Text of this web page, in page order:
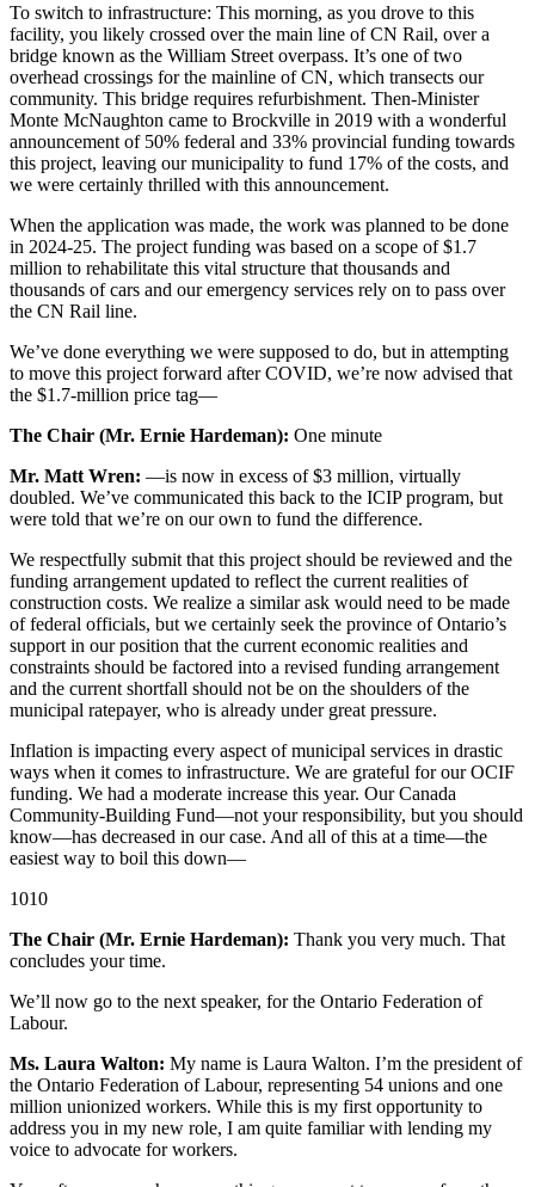
To switch to infrastructure: This morning, as you drove to this
facility, you likely crossed over the main line of CN Rail, over a
bridge known as the William Street overpass. It’s one of two
overhead crossings for the mainline of CN, which transects our
community. This bridge requires refurbishment. Then-Minister
Monte McNaughton came to Brockville in 2019 with a wonderful
announcement of 50% federal and 33% provincial funding towards
this project, leaving our municipality to fund 17% of the costs, and
we were certainly thrilled with this announcement.
When the application was made, the work was planned to be done
in 2024-25. The project funding was based on a scope of $1.7
million to rehabilitate this vital structure that thousands and
thousands of cars and our emergency services rely on to pass over
the CN Rail line.
We’ve done everything we were supposed to do, but in attempting
to move this project forward after COVID, we’re now advised that
the $1.7-million price tag—
The Chair (Mr. Ernie Hardeman): One minute
Mr. Matt Wren: —is now in excess of $3 million, virtually
doubled. We’ve communicated this back to the ICIP program, but
were told that we’re on our own to fund the difference.
We respectfully submit that this project should be reviewed and the
funding arrangement updated to reflect the current realities of
construction costs. We realize a similar ask would need to be made
of federal officials, but we certainly seek the province of Ontario’s
support in our position that the current economic realities and
constraints should be factored into a revised funding arrangement
and the current shortfall should not be on the shoulders of the
municipal ratepayer, who is already under great pressure.
Inflation is impacting every aspect of municipal services in drastic
ways when it comes to infrastructure. We are grateful for our OCIF
funding. We had a moderate increase this year. Our Canada
Community-Building Fund—not your responsibility, but you should
know—has decreased in our case. And all of this at a time—the
easiest way to boil this down—
1010
The Chair (Mr. Ernie Hardeman): Thank you very much. That
concludes your time.
We’ll now go to the next speaker, for the Ontario Federation of
Labour.
Ms. Laura Walton: My name is Laura Walton. I’m the president of
the Ontario Federation of Labour, representing 54 unions and one
million unionized workers. While this is my first opportunity to
address you in my new role, I am quite familiar with lending my
voice to advocate for workers.